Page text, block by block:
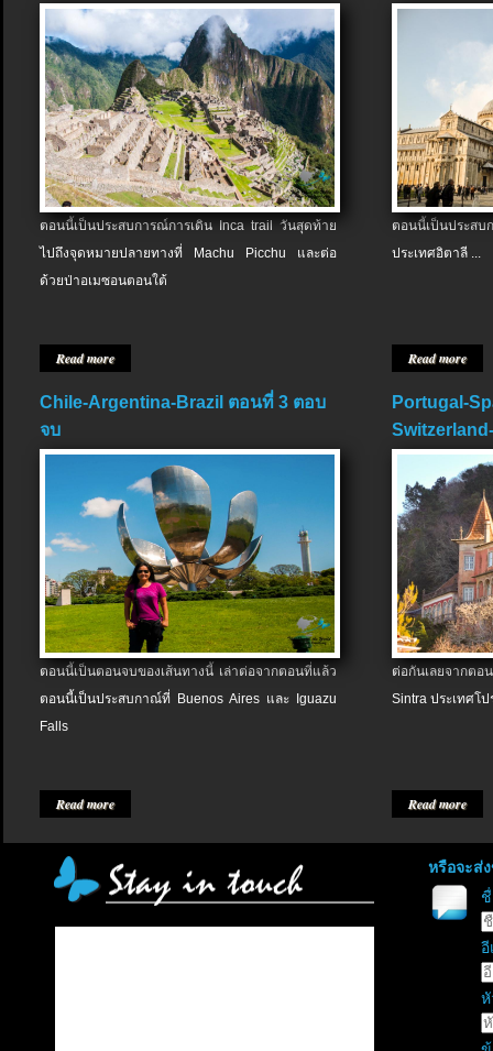
ตอนนี้เป็นประสบการณ์การเดิน Inca trail วันสุดท้าย
ไปถึงจุดหมายปลายทางที่ Machu Picchu และต่อ
ด้วยป่าอเมซอนตอนใต้
Read more
ตอนนี้เป็นประส
ประเทศอิตาลี ...
Read more
Chile-Argentina-Brazil ตอนที่ 3 ตอบ
จบ
ตอนนี้เป็นตอนจบของเส้นทางนี้ เล่าต่อจากตอนที่แล้ว
ตอนนี้เป็นประสบกาณ์ที่ Buenos Aires และ Iguazu
Falls
Read more
Portugal-
ต่อกันเลยจากต
Sintra ประเทศโป
Read more
หรือจะส่
อี
หั